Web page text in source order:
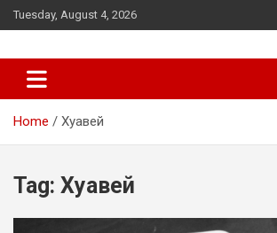
Skip
to
Tuesday, August 4, 2026
d7-news.com
Home Хуавей
Tag: Хуавей